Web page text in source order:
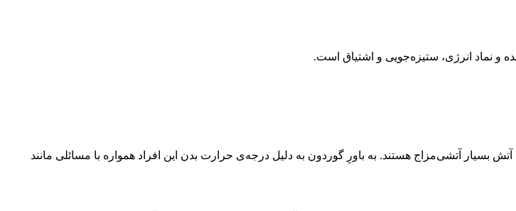
و نماد انرژی، ستیزه‌جویی و اشتیاق است.
بسیار آتشی‌مزاج هستند. به باورِ گوردون به دلیل درجه‌ی حرارت بدن این افراد همواره با مسائلی مانند